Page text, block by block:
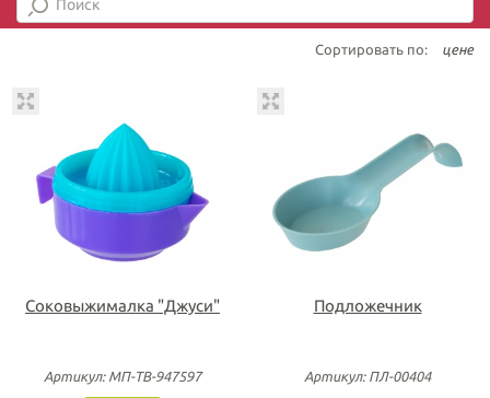
Сортировать по: цене
Соковыжималка "Джуси"
Артикул: МП-ТВ-947597
Подложечник
Артикул: ПЛ-00404